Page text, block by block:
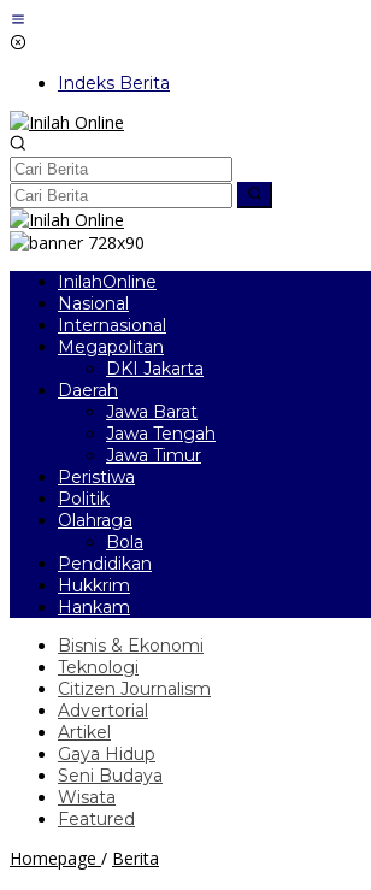
Lewati
ke
Indeks Berita
InilahOnline
Nasional
Internasional
Megapolitan
DKI Jakarta
Daerah
Jawa Barat
Jawa Tengah
Jawa Timur
Peristiwa
Politik
Olahraga
Bola
Pendidikan
Hukkrim
Hankam
Bisnis & Ekonomi
Teknologi
Citizen Journalism
Advertorial
Artikel
Gaya Hidup
Seni Budaya
Wisata
Featured
Homepage / Berita